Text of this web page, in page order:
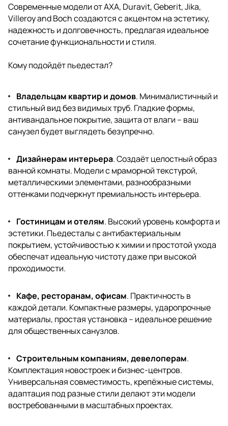
Современные модели от AXA, Duravit, Geberit, Jika,
Villeroy and Boch создаются с акцентом на эстетику,
надежность и долговечность, предлагая идеальное
сочетание функциональности и стиля.
Кому подойдёт пьедестал?
Владельцам квартир и домов. Минималистичный и
стильный вид без видимых труб. Гладкие формы,
антивандальное покрытие, защита от влаги – ваш
санузел будет выглядеть безупречно.
Дизайнерам интерьера. Создаёт целостный образ
ванной комнаты. Модели с мраморной текстурой,
металлическими элементами, разнообразными
оттенками подчеркнут премиальность интерьера.
Гостиницам и отелям. Высокий уровень комфорта и
эстетики. Пьедесталы с антибактериальным
покрытием, устойчивостью к химии и простотой ухода
обеспечат идеальную чистоту даже при высокой
проходимости.
Кафе, ресторанам, офисам. Практичность в
каждой детали. Компактные размеры, ударопрочные
материалы, простая установка – идеальное решение
для общественных санузлов.
Строительным компаниям, девелоперам.
Комплектация новостроек и бизнес-центров.
Универсальная совместимость, крепёжные системы,
адаптация под разные стили делают эти модели
востребованными в масштабных проектах.